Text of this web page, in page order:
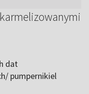
dat
pumpernikiel